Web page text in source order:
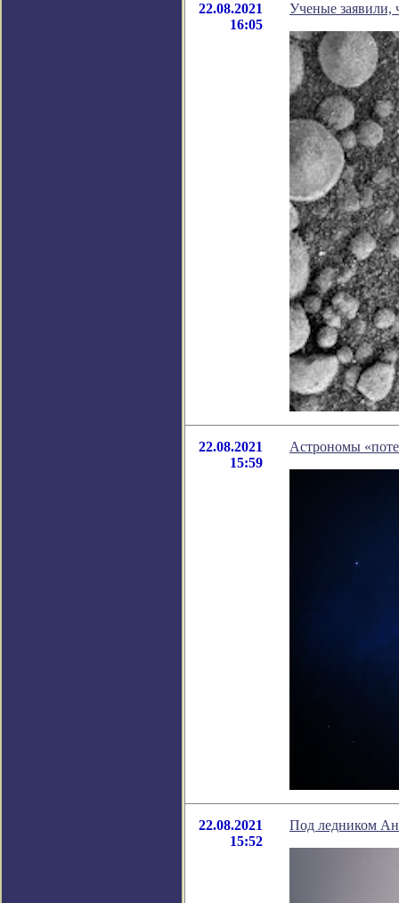
22.08.2021
16:05
Ученые заявили,
22.08.2021
15:59
Астрономы
22.08.2021
15:52
Под ледником